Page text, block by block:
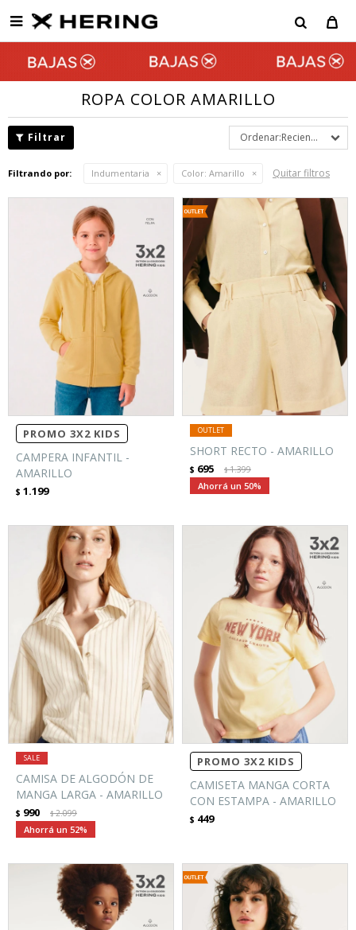

ROPA COLOR AMARILLO
Recientes
Filtrando por: Indumentaria Color: Amarillo Quitar filtros
PROMO 3X2 KIDS
CAMPERA INFANTIL -
AMARILLO
$ 1.199
SHORT RECTO - AMARILLO
$ 695 $1.399
50
CAMISA DE ALGODÓN DE
MANGA LARGA - AMARILLO
$ 990 $2.099
52
PROMO 3X2 KIDS
CAMISETA MANGA CORTA
CON ESTAMPA - AMARILLO
$ 449